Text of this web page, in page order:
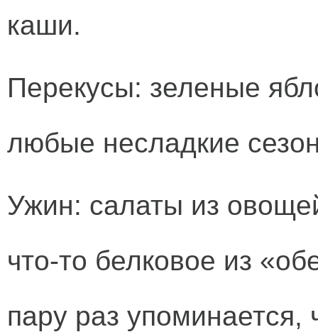
каши.
Перекусы: зеленые
любые несладкие
Ужин: салаты из
что-то белковое из
пару раз упоминается,